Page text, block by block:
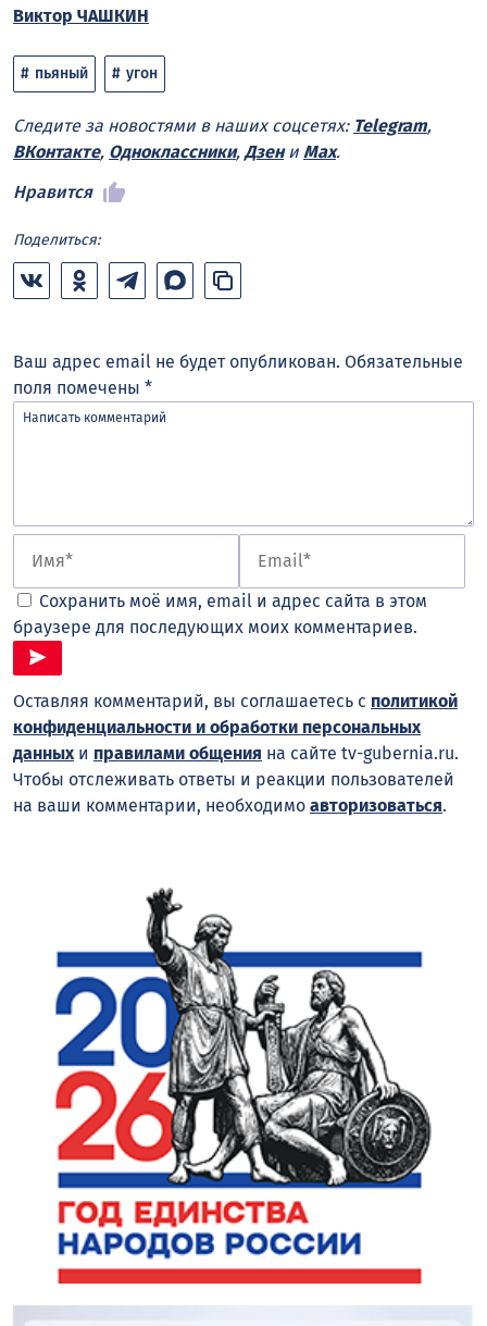
Виктор ЧАШКИН
пьяный угон
Следите за новостями в наших соцсетях: Telegram,
ВКонтакте, Одноклассники, Дзени Max.
Нравится
Поделиться:
Ваш адрес email не будет опубликован. Обязательные
поля помечены *
Сохранить моё имя, email и адрес сайта в этом
браузере для последующих моих комментариев.
Оставляя комментарий, вы соглашаетесь с политикой
конфиденциальности и обработки персональных
данныхи правилами общения на сайте tv-gubernia.ru.
Чтобы отслеживать ответы и реакции пользователей
на ваши комментарии, необходимо авторизоваться.